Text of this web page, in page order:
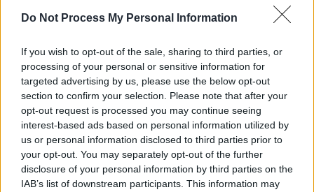
Do Not Process My Personal Information
If you wish to opt-out of the sale, sharing to third parties, or
processing of your personal or sensitive information for
targeted advertising by us, please use the below opt-out
section to confirm your selection. Please note that after your
opt-out request is processed you may continue seeing
interest-based ads based on personal information utilized by
us or personal information disclosed to third parties prior to
your opt-out. You may separately opt-out of the further
disclosure of your personal information by third parties on the
IAB’s list of downstream participants. This information may